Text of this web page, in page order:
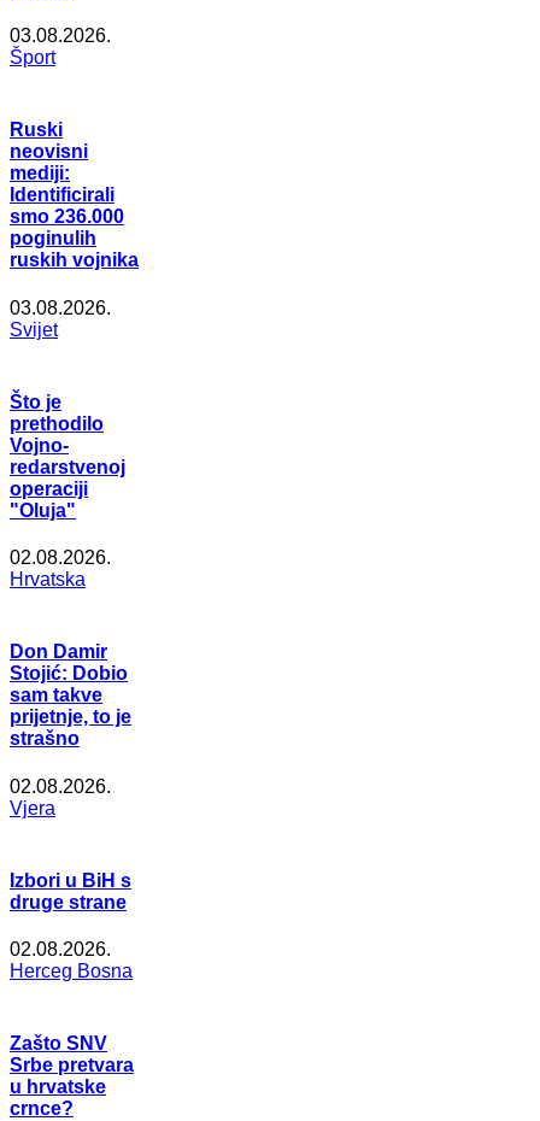
03.08.2026.
Šport
Ruski
neovisni
mediji:
Identificirali
smo 236.000
poginulih
ruskih vojnika
03.08.2026.
Svijet
Što je
prethodilo
Vojno-
redarstvenoj
operaciji
"Oluja"
02.08.2026.
Hrvatska
Don Damir
Stojić: Dobio
sam takve
prijetnje, to je
strašno
02.08.2026.
Vjera
Izbori u BiH s
druge strane
02.08.2026.
Herceg Bosna
Zašto SNV
Srbe pretvara
u hrvatske
crnce?